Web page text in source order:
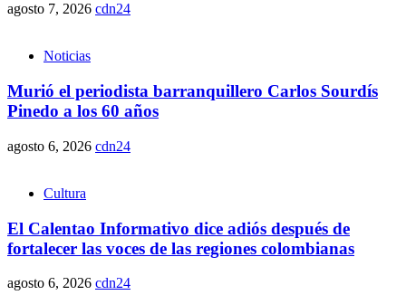
agosto 7, 2026 cdn24
Noticias
Murió el periodista barranquillero Carlos Sourdís
Pinedo a los 60 años
agosto 6, 2026 cdn24
Cultura
El Calentao Informativo dice adiós después de
fortalecer las voces de las regiones colombianas
agosto 6, 2026 cdn24